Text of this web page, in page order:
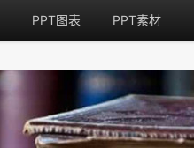
PPT图表 PPT素材